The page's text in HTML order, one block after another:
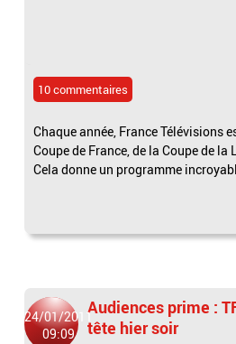
10 commentaires
Chaque année, France Télévisions
Coupe de France, de la Coupe de la
Cela donne un programme
24/01/2011
09:09
Audiences prime :
tête hier soir